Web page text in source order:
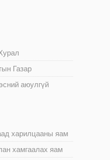
Газар
аюулгүй
харилцааны яам
хамгаалах яам